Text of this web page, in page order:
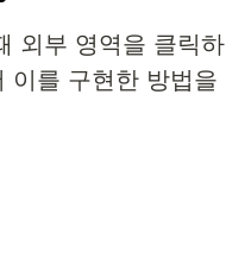
외부 영역을 클릭하
이를 구현한 방법을